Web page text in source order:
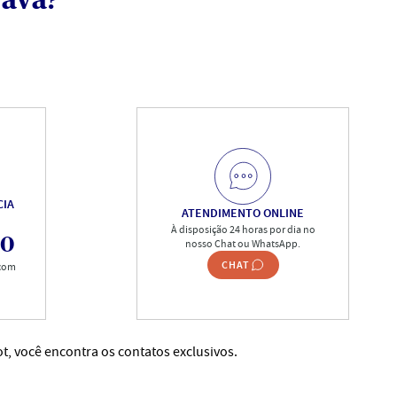
ATENDIMENTO ONLINE
À disposição 24 horas por dia no
nosso Chat ou WhatsApp.
CHAT
você encontra os contatos exclusivos.